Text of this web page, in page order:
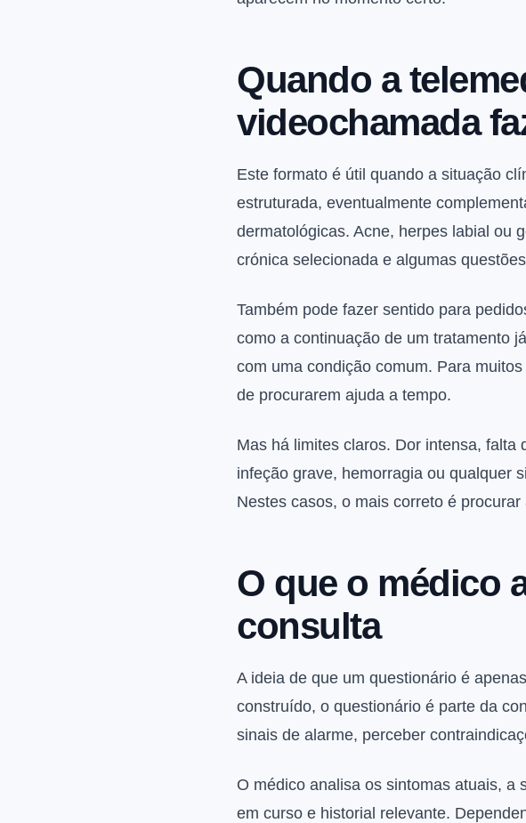
Quando a
videochamada
Este formato é útil quando a situação
estruturada, eventualmente
dermatológicas. Acne, herpes labial ou
crónica selecionada e algumas
Também pode fazer sentido para
como a continuação de um tratamento
com uma condição comum. Para
de procurarem ajuda a tempo.
Mas há limites claros. Dor intensa,
infeção grave, hemorragia ou qualquer
Nestes casos, o mais correto é
O que o médico
consulta
A ideia de que um questionário é
construído, o questionário é parte da
sinais de alarme, perceber
O médico analisa os sintomas atuais, a
em curso e historial relevante.